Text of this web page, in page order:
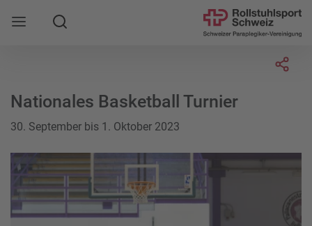
Mobile Navigation öffnen
Suche
Nationales Basketball Turnier
30. September bis 1. Oktober 2023